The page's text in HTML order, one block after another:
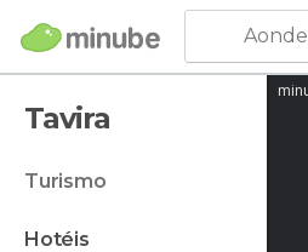
Tavira
turismo
hotéis